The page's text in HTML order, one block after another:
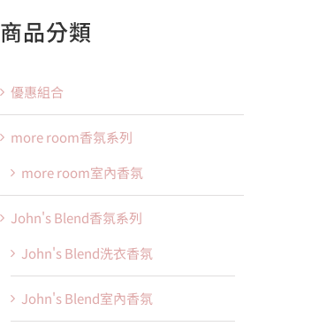
商品分類
優惠組合
more room香氛系列
more room室內香氛
John's Blend香氛系列
John's Blend洗衣香氛
John's Blend室內香氛